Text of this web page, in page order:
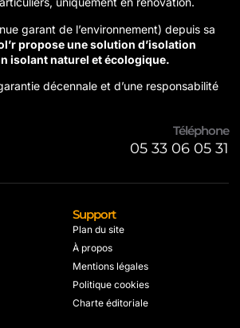
garant de l’environnement) depuis sa
propose une solution d’isolation
isolant naturel et écologique.
décennale et d’une responsabilité
Téléphone
05 33 06 05 31
Support
Plan du site
À propos
Mentions légales
Politique cookies
Charte éditoriale